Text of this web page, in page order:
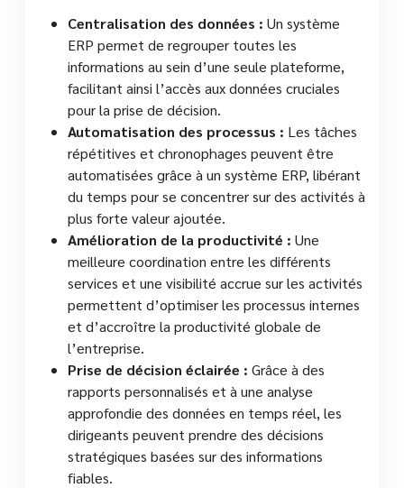
Centralisation des données : Un système
ERP permet de regrouper toutes les
informations au sein d’une seule plateforme,
facilitant ainsi l’accès aux données cruciales
pour la prise de décision.
Automatisation des processus : Les tâches
répétitives et chronophages peuvent être
automatisées grâce à un système ERP, libérant
du temps pour se concentrer sur des activités à
plus forte valeur ajoutée.
Amélioration de la productivité : Une
meilleure coordination entre les différents
services et une visibilité accrue sur les activités
permettent d’optimiser les processus internes
et d’accroître la productivité globale de
l’entreprise.
Prise de décision éclairée : Grâce à des
rapports personnalisés et à une analyse
approfondie des données en temps réel, les
dirigeants peuvent prendre des décisions
stratégiques basées sur des informations
fiables.